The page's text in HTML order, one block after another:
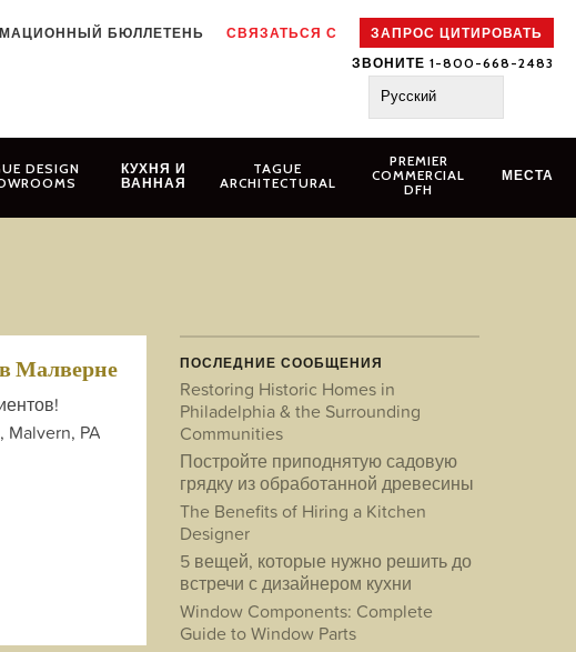
БЮЛЛЕТЕНЬ СВЯЗАТЬСЯ С
ЗАПРОС ЦИТИРОВАТЬ
ЗВОНИТЕ 1-800-668-2483
Русский
DESIGN
КУХНЯ И
ВАННАЯ
TAGUE
ARCHITECTURAL
PREMIER
COMMERCIAL
DFH
МЕСТА
Малверне
Malvern, PA
ПОСЛЕДНИЕ СООБЩЕНИЯ
Restoring Historic Homes in
Philadelphia & the Surrounding
Communities
Постройте приподнятую садовую
грядку из обработанной древесины
The Benefits of Hiring a Kitchen
Designer
5 вещей, которые нужно решить до
встречи с дизайнером кухни
Window Components: Complete
Guide to Window Parts